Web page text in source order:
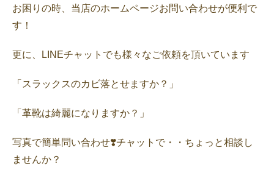
お困りの時、当店のホームページお問い合わせが便利で
す！
更に、LINEチャットでも様々なご依頼を頂いています
「スラックスのカビ落とせますか？」
「革靴は綺麗になりますか？」
写真で簡単問い合わせ❣️チャットで・・ちょっと相談し
ませんか？